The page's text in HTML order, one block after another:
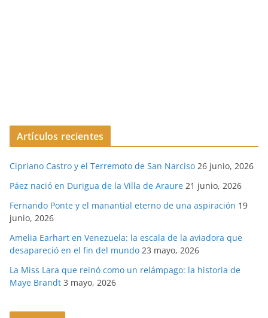
Artículos recientes
Cipriano Castro y el Terremoto de San Narciso 26 junio, 2026
Páez nació en Durigua de la Villa de Araure 21 junio, 2026
Fernando Ponte y el manantial eterno de una aspiración 19
junio, 2026
Amelia Earhart en Venezuela: la escala de la aviadora que
desapareció en el fin del mundo 23 mayo, 2026
La Miss Lara que reinó como un relámpago: la historia de
Maye Brandt 3 mayo, 2026